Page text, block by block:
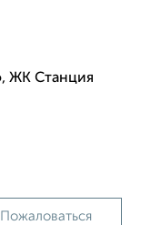
ЖК Станция
Пожаловаться